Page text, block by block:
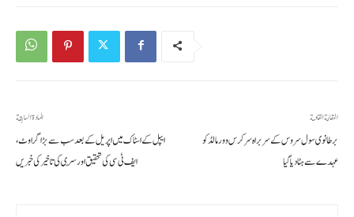
المادة السابقة
ایپل کے اسٹاک میں اپریل کے بعد سب سے بڑا گراوٹ،
ایف ٹی سی کی تحقیق اور سِری کی تاخیر کی خبریں
المقالة القادمة
برطانوی سول سروس کے سربراہ سر کرس وورمالڈ کو
عہدے سے ہٹا دیا گیا